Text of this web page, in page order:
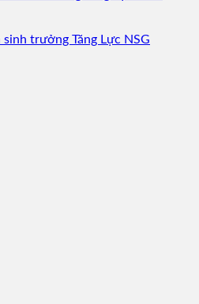
trưởng Tăng Lực NSG